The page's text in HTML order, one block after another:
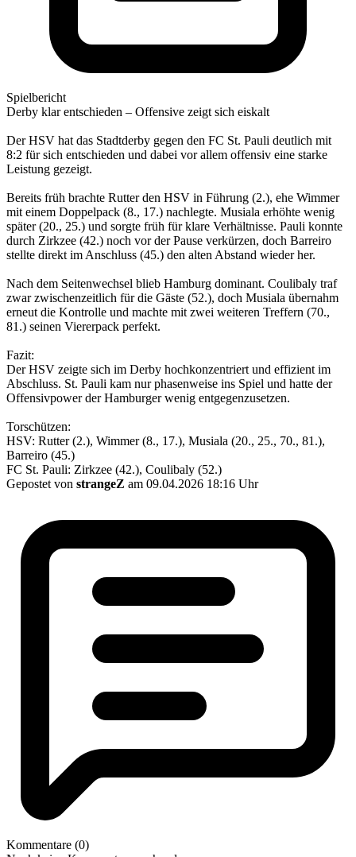
Spielbericht
Derby klar entschieden – Offensive zeigt sich eiskalt
Der HSV hat das Stadtderby gegen den FC St. Pauli deutlich mit
8:2 für sich entschieden und dabei vor allem offensiv eine starke
Leistung gezeigt.
Bereits früh brachte Rutter den HSV in Führung (2.), ehe Wimmer
mit einem Doppelpack (8., 17.) nachlegte. Musiala erhöhte wenig
später (20., 25.) und sorgte früh für klare Verhältnisse. Pauli konnte
durch Zirkzee (42.) noch vor der Pause verkürzen, doch Barreiro
stellte direkt im Anschluss (45.) den alten Abstand wieder her.
Nach dem Seitenwechsel blieb Hamburg dominant. Coulibaly traf
zwar zwischenzeitlich für die Gäste (52.), doch Musiala übernahm
erneut die Kontrolle und machte mit zwei weiteren Treffern (70.,
81.) seinen Viererpack perfekt.
Fazit:
Der HSV zeigte sich im Derby hochkonzentriert und effizient im
Abschluss. St. Pauli kam nur phasenweise ins Spiel und hatte der
Offensivpower der Hamburger wenig entgegenzusetzen.
Torschützen:
HSV: Rutter (2.), Wimmer (8., 17.), Musiala (20., 25., 70., 81.),
Barreiro (45.)
FC St. Pauli: Zirkzee (42.), Coulibaly (52.)
Gepostet von strangeZ am 09.04.2026 18:16 Uhr
Kommentare (0)